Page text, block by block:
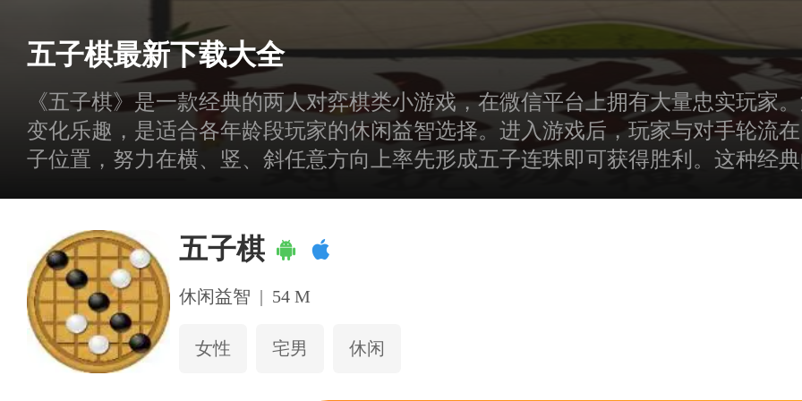
五子棋最新下载大全
《五子棋》是一款经典的两人对弈棋类小游戏，在微信平台上拥有大量忠实玩家
变化乐趣，是适合各年龄段玩家的休闲益智选择。进入游戏后，玩家与对手轮流
子位置，努力在横、竖、斜任意方向上率先形成五子连珠即可获得胜利。这种经
五子棋
休闲益智 | 54 M
女性 宅男 休闲